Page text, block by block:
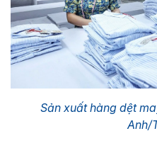
Sản xuất hàng dệt
Anh/